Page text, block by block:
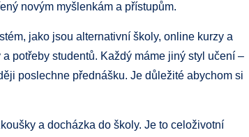
novým myšlenkám a přístupům.
jako jsou alternativní školy, online kurzy a
potřeby studentů. Každý máme jiný styl učení –
poslechne přednášku. Je důležité abychom si
a docházka do školy. Je to celoživotní